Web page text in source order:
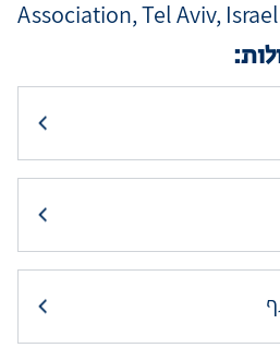
Association, Tel Aviv,